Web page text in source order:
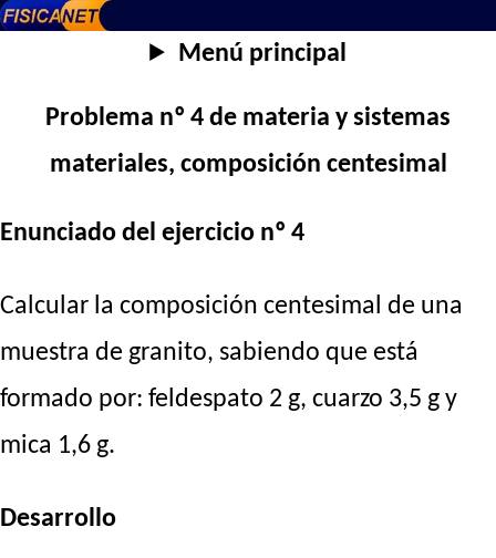
Menú principal
Problema nº 4 de materia y sistemas
materiales, composición centesimal
Enunciado del ejercicio nº 4
Calcular la composición centesimal de una
muestra de granito, sabiendo que está
formado por: feldespato 2 g, cuarzo 3,5 g y
mica 1,6 g.
Desarrollo